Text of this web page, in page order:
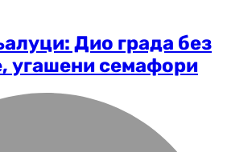
Дио града без
угашени семафори